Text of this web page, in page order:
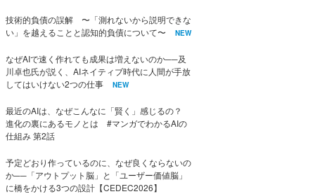
技術的負債の誤解 〜「測れないから説明できな
い」を越えることと認知的負債について〜
NEW
なぜAIで速く作れても成果は増えないのか──及
川卓也氏が説く、AIネイティブ時代に人間が手放
してはいけない2つの仕事
NEW
最近のAIは、なぜこんなに「賢く」感じるの？
進化の裏にあるモノとは #マンガでわかるAIの
仕組み 第2話
予定どおり作っているのに、なぜ良くならないの
か──「アウトプット脳」と「ユーザー価値脳」
に橋をかける3つの設計【CEDEC2026】